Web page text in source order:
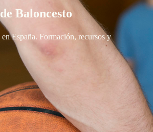
Baloncesto
España. Formación, recursos y